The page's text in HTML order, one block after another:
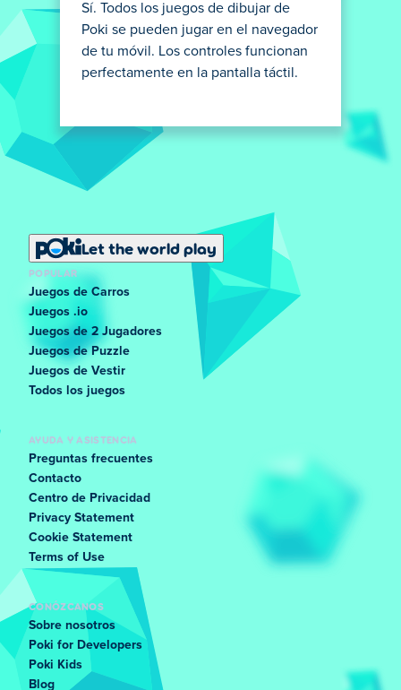
Sí. Todos los juegos de dibujar de
Poki se pueden jugar en el navegador
de tu móvil. Los controles funcionan
perfectamente en la pantalla táctil.
Let the world play
POPULAR
Juegos de Carros
Juegos .io
Juegos de 2 Jugadores
Juegos de Puzzle
Juegos de Vestir
Todos los juegos
AYUDA Y ASISTENCIA
Preguntas frecuentes
Contacto
Centro de Privacidad
Privacy Statement
Cookie Statement
Terms of Use
CONÓZCANOS
Sobre nosotros
Poki for Developers
Poki Kids
Blog